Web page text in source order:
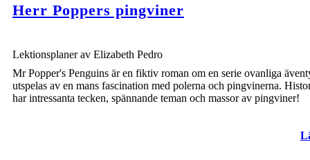
Herr Poppers pingviner
Lektionsplaner av Elizabeth Pedro
Mr Popper's Penguins är en fiktiv roman om en serie ovanliga
utspelas av en mans fascination med polerna och pingvinerna.
har intressanta tecken, spännande teman och massor av pingviner!